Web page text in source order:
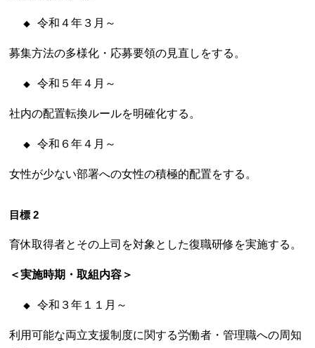
令和４年３月～
募集方法の多様化・応募要領の見直しをする。
令和５年４月～
社内の配置転換ルールを明確化する。
令和６年４月～
女性が少ない部署への女性の積極的配置をする。
目標 2
育休取得者とその上司を対象とした復職研修を実施する。
＜実施時期・取組内容＞
令和３年１１月～
利用可能な両立支援制度に関する労働者・管理職への周知